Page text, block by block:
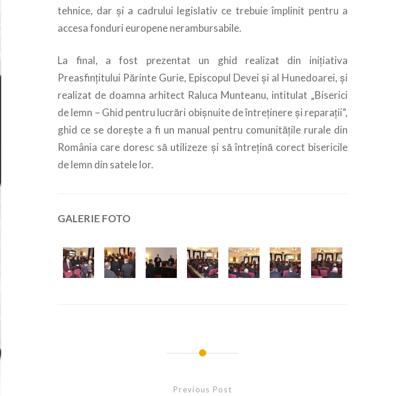
tehnice, dar și a cadrului legislativ ce trebuie împlinit pentru a
accesa fonduri europene nerambursabile.
La final, a fost prezentat un ghid realizat din inițiativa
Preasfințitului Părinte Gurie, Episcopul Devei și al Hunedoarei, și
realizat de doamna arhitect Raluca Munteanu, intitulat „Biserici
de lemn – Ghid pentru lucrări obișnuite de întreținere și reparații”,
ghid ce se dorește a fi un manual pentru comunitățile rurale din
România care doresc să utilizeze și să întrețină corect bisericile
de lemn din satele lor.
GALERIE FOTO
Navigare
Previous Post